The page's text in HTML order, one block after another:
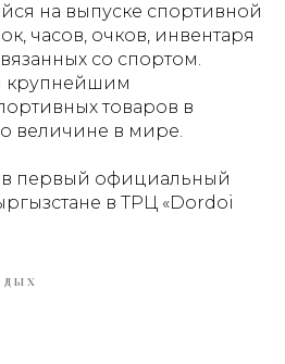
на выпуске спортивной
часов, очков, инвентаря
со спортом.
крупнейшим
товаров в
величине в мире.
первый официальный
в ТРЦ «Dordoi